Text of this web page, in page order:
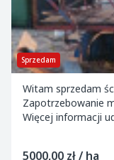
Sprzedam
Witam sprzedam
Zapotrzebowanie
Więcej informacji
5000,00 zł / ha